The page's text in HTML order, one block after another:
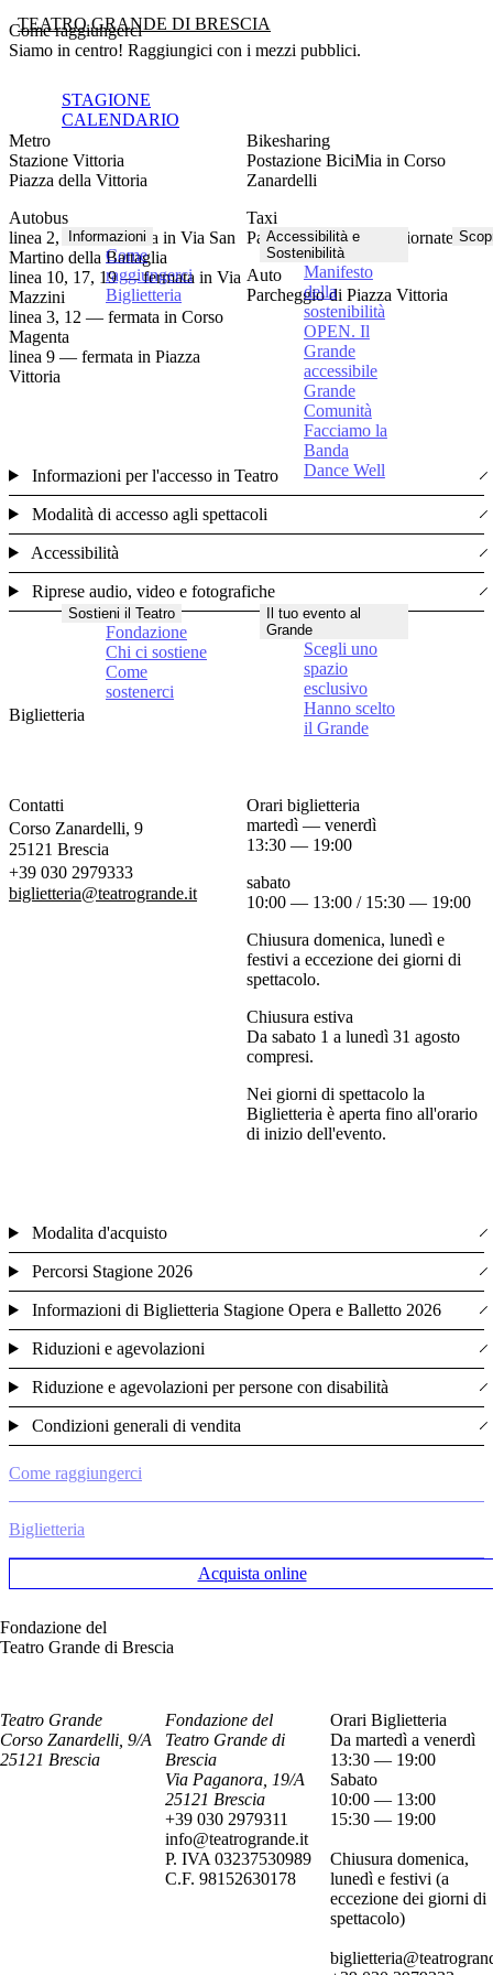
TEATRO GRANDE DI BRESCIA
STAGIONE
CALENDARIO
Informazioni
Come
raggiungerci
Biglietteria
Accessibilità e
Sostenibilità
Manifesto
della
sostenibilità
OPEN. Il
Grande
accessibile
Grande
Comunità
Facciamo la
Banda
Dance Well
Sostieni il Teatro
Fondazione
Chi ci sostiene
Come
sostenerci
Il tuo evento al
Grande
Scegli uno
spazio
esclusivo
Hanno scelto
il Grande
Come raggiungerci
Biglietteria
Acquista online
Come raggiungerci
Siamo in centro! Raggiungici con i mezzi pubblici.
Metro
Stazione Vittoria
Piazza della Vittoria
Autobus
linea 2, 11 — fermata in Via San
Martino della Battaglia
linea 10, 17, 19 — fermata in Via
Mazzini
linea 3, 12 — fermata in Corso
Magenta
linea 9 — fermata in Piazza
Vittoria
Bikesharing
Postazione BiciMia in Corso
Zanardelli
Taxi
Parcheggio in Via X Giornate
Auto
Parcheggio di Piazza Vittoria
Informazioni per l'accesso in Teatro
Modalità di accesso agli spettacoli
Accessibilità
Riprese audio, video e fotografiche
Biglietteria
Contatti
Corso Zanardelli, 9
25121 Brescia
+39 030 2979333
biglietteria@teatrogrande.it
Orari biglietteria
martedì — venerdì
13:30 — 19:00
sabato
10:00 — 13:00 / 15:30 — 19:00
Chiusura domenica, lunedì e
festivi a eccezione dei giorni di
spettacolo.
Chiusura estiva
Da sabato 1 a lunedì 31 agosto
compresi.
Nei giorni di spettacolo la
Biglietteria è aperta fino all'orario
di inizio dell'evento.
Modalita d'acquisto
Percorsi Stagione 2026
Informazioni di Biglietteria Stagione Opera e Balletto 2026
Riduzioni e agevolazioni
Riduzione e agevolazioni per persone con disabilità
Condizioni generali di vendita
Fondazione del
Teatro Grande di Brescia
Teatro Grande
Corso Zanardelli, 9/A
25121 Brescia
Fondazione del
Teatro Grande di
Brescia
Via Paganora, 19/A
25121 Brescia
+39 030 2979311
info@teatrogrande.it
P. IVA 03237530989
C.F. 98152630178
Orari Biglietteria
Da martedì a venerdì
13:30 — 19:00
Sabato
10:00 — 13:00
15:30 — 19:00
Chiusura domenica,
lunedì e festivi (a
eccezione dei giorni di
spettacolo)